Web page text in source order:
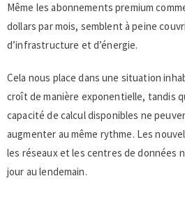
Même les abonnements premium
dollars par mois, semblent à peine
d’infrastructure et d’énergie.
Cela nous place dans une situation
croît de manière exponentielle, tandis
capacité de calcul disponibles ne
augmenter au même rythme. Les
les réseaux et les centres de données
jour au lendemain.